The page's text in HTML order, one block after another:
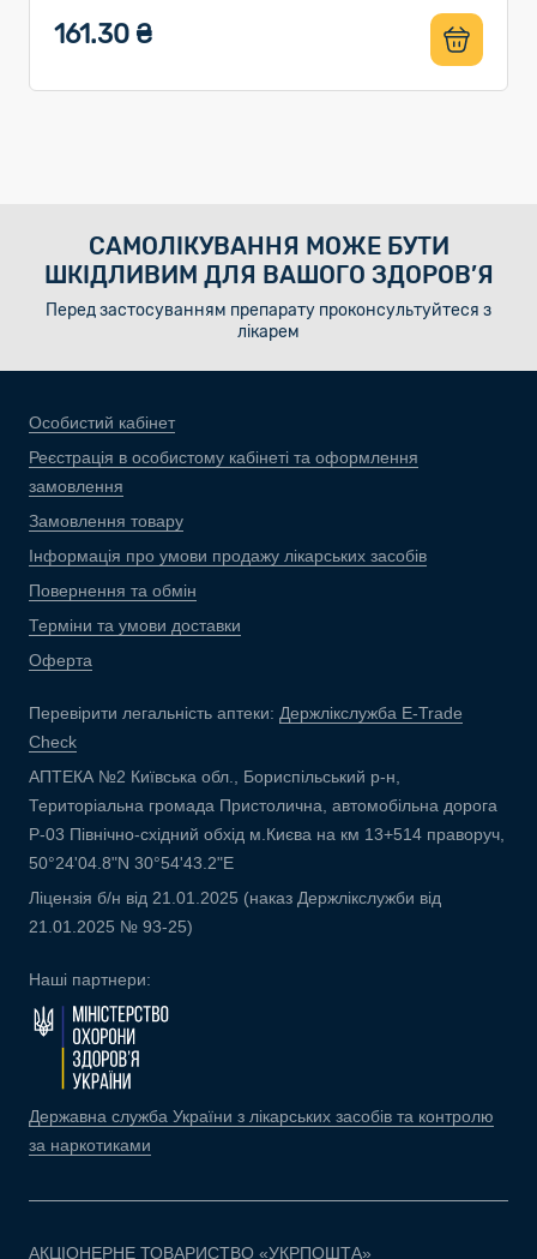
161.30 ₴
САМОЛІКУВАННЯ МОЖЕ БУТИ
ШКІДЛИВИМ ДЛЯ ВАШОГО ЗДОРОВ’Я
Перед застосуванням препарату проконсультуйтеся з
лікарем
Особистий кабінет
Реєстрація в особистому кабінеті та оформлення
замовлення
Замовлення товару
Інформація про умови продажу лікарських засобів
Повернення та обмін
Терміни та умови доставки
Оферта
Перевірити легальність аптеки: Держлікслужба E-Trade
Check
АПТЕКА №2 Київська обл., Бориспільський р-н,
Територіальна громада Пристолична, автомобільна дорога
Р-03 Північно-східний обхід м.Києва на км 13+514 праворуч,
50°24'04.8"N 30°54'43.2"E
Ліцензія б/н від 21.01.2025 (наказ Держлікслужби від
21.01.2025 № 93-25)
Наші партнери:
Державна служба України з лікарських засобів та контролю
за наркотиками
АКЦІОНЕРНЕ ТОВАРИСТВО «УКРПОШТА»